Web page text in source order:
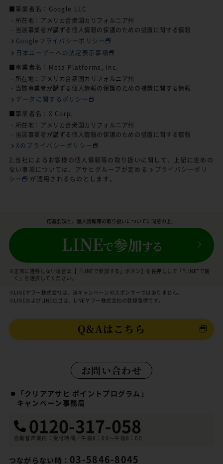
■事業者名：Google LLC
・所在地：アメリカ合衆国カリフォルニア州
・当該事業者が講ずる個人情報の保護のための措置に関する情報
Googleプライバシーポリシー
日本ユーザーへの法定表示事項
■事業者名：Meta Platforms, Inc.
・所在地：アメリカ合衆国カリフォルニア州
・当該事業者が講ずる個人情報の保護のための措置に関する情報
データに関するポリシー
■事業者名：X Corp.
・所在地：アメリカ合衆国カリフォルニア州
・当該事業者が講ずる個人情報の保護のための措置に関する情報
Xのプライバシーポリシー
2.当社によるお客様の個人情報等の取り扱いに関して、上記に定めの
ない事項については、アサヒグループが定める
プライバシーポリ
シー
が適用されるものとします。
応募要項 と、 個人情報等の取り扱いについてに同意の上、
※正常に遷移しない場合は【「LINEで参加する」ボタン】を長押しして「“LINE”で開
く」を選択してください。
※LINEヤフー株式会社は、当キャンペーンのスポンサーではありません。
※LINEおよびLINEロゴは、LINEヤフー株式会社の登録商標です。
Q&Aはこちら
お問い合わせ
「クリアアサヒ ポイントプログラム」
キャンペーン事務局
0120-317-058
自動音声案内：受付時間／午前8：00〜午後8：00
つながらない時： 03-5846-8045